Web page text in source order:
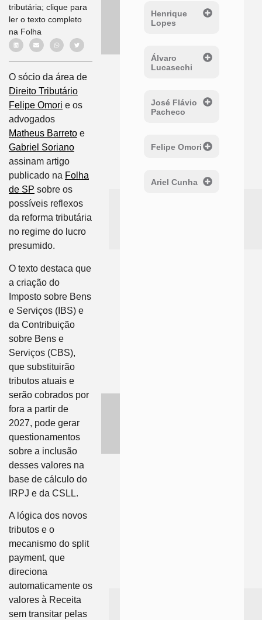
tributária; clique para
ler o texto completo
na Folha
O sócio da área de
Direito Tributário
Felipe Omori e os
advogados
Matheus Barreto e
Gabriel Soriano
assinam artigo
publicado na Folha
de SP sobre os
possíveis reflexos
da reforma tributária
no regime do lucro
presumido.
O texto destaca que
a criação do
Imposto sobre Bens
e Serviços (IBS) e
da Contribuição
sobre Bens e
Serviços (CBS),
que substituirão
tributos atuais e
serão cobrados por
fora a partir de
2027, pode gerar
questionamentos
sobre a inclusão
desses valores na
base de cálculo do
IRPJ e da CSLL.
A lógica dos novos
tributos e o
mecanismo do split
payment, que
direciona
automaticamente os
valores à Receita
sem transitar pelas
Henrique
Lopes
Álvaro
Lucasechi
José Flávio
Pacheco
Felipe Omori
Ariel Cunha